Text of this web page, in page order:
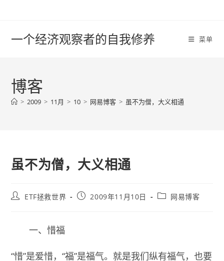
一个经济观察者的自我修养 菜单
博客
> 2009 > 11月 > 10 > 网易博客 > 虽不为僧，大义相通
虽不为僧，大义相通
PostETF拯救世界
Post2009年11月10日
Post网易博客
一、惜福
“惜”是爱惜，“福”是福气。就是我们纵有福气，也要